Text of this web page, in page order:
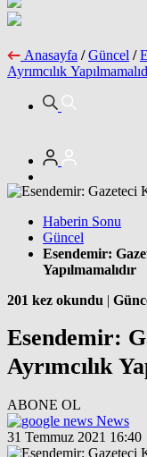
Anasayfa / Güncel /
Ayrımcılık
Haberin Sonu
Güncel
Esendemir:
Yapılmamalıdır
201 kez okundu |
Esendemir:
Ayrımcılık
ABONE OL
News
31 Temmuz 2021 16:40